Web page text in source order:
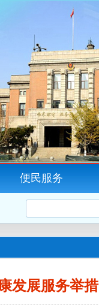
便民服务
发展服务举措